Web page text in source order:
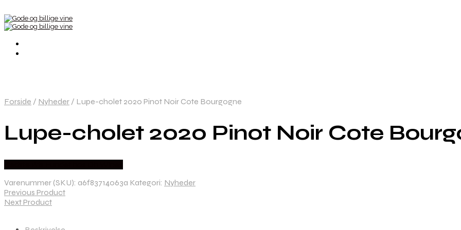
Forside / Nyheder / Lupe-cholet 2020 Pinot Noir Cote Bourgogne
Lupe-cholet 2020 Pinot Noir Cote
Varenummer (SKU): a6f83714063a Kategori: Nyheder
Previous Product
Next Product